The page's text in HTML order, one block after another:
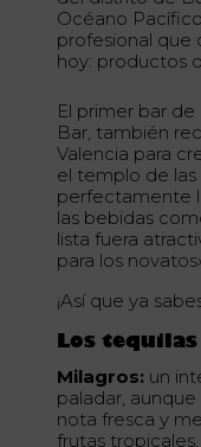
Océano
profesional que
hoy: productos
El primer bar
Bar, también
Valencia para
el templo de las
perfectamente
las bebidas
lista fuera
para los
¡Así que ya
Los
Milagros: un
paladar,
nota fresca y
frutas